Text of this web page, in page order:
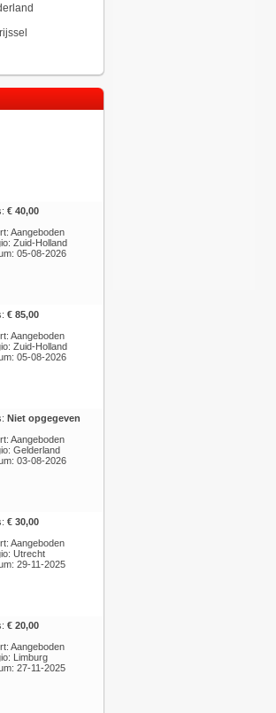
€ 40,00
Aangeboden
Zuid-Holland
05-08-2026
€ 85,00
Aangeboden
Zuid-Holland
05-08-2026
Niet opgegeven
Aangeboden
Gelderland
03-08-2026
€ 30,00
Aangeboden
Utrecht
29-11-2025
€ 20,00
Aangeboden
Limburg
27-11-2025